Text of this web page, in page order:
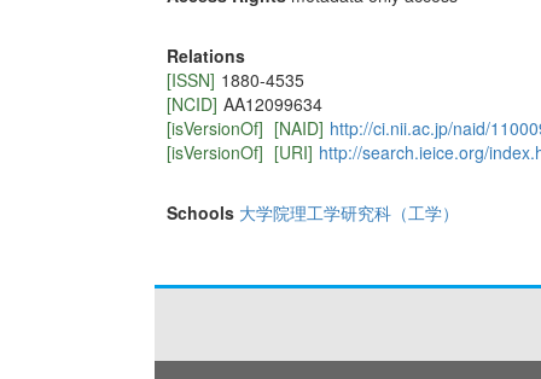
Relations
[ISSN] 1880-4535
[NCID] AA12099634
[isVersionOf] [NAID] http://ci.nii.ac.jp/naid/
[isVersionOf] [URI] http://search.ieice.org/
Schools 大学院理工学研究科（工学）